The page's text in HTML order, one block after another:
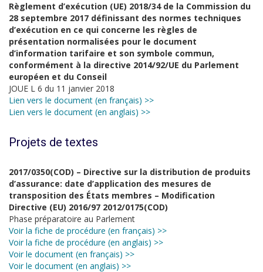
Règlement d’exécution (UE) 2018/34 de la Commission du
28 septembre 2017 définissant des normes techniques
d’exécution en ce qui concerne les règles de
présentation normalisées pour le document
d’information tarifaire et son symbole commun,
conformément à la directive 2014/92/UE du Parlement
européen et du Conseil
JOUE L 6 du 11 janvier 2018
Lien vers le document (en français) >>
Lien vers le document (en anglais) >>
Projets de textes
2017/0350(COD) – Directive sur la distribution de produits
d’assurance: date d’application des mesures de
transposition des États membres – Modification
Directive (EU) 2016/97 2012/0175(COD)
Phase préparatoire au Parlement
Voir la fiche de procédure (en français) >>
Voir la fiche de procédure (en anglais) >>
Voir le document (en français) >>
Voir le document (en anglais) >>